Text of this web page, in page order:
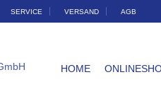
SERVICE VERSAND AGB
HOME